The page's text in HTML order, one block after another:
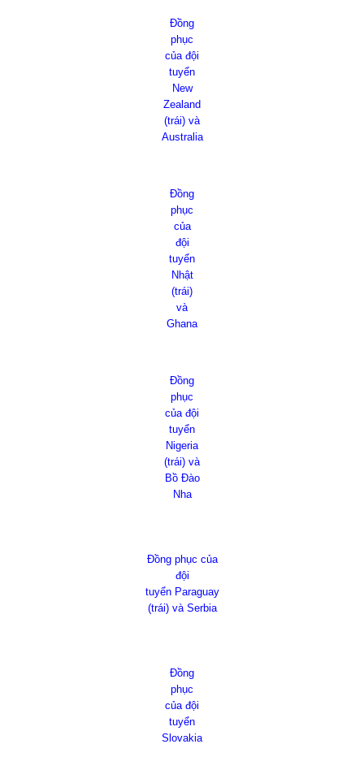
Đồng
phục
của đội
tuyển
New
Zealand
(trái) và
Australia
Đồng
phục
của
đội
tuyển
Nhật
(trái)
và
Ghana
Đồng
phục
của đội
tuyển
Nigeria
(trái) và
Bồ Đào
Nha
Đồng phục của
đội
tuyển Paraguay
(trái) và Serbia
Đồng
phục
của đội
tuyển
Slovakia